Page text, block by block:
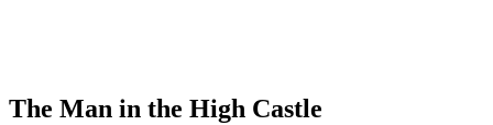
The Man in the High Castle